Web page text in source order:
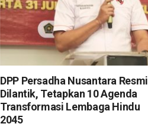
DPP Persadha Nusantara Resmi
Dilantik, Tetapkan 10 Agenda
Transformasi Lembaga Hindu
2045